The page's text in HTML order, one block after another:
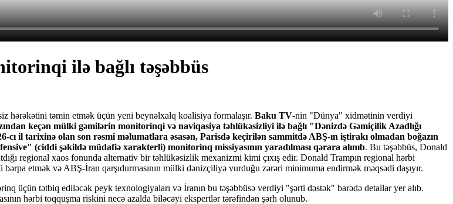
ilə bağlı təşəbbüs
hərəkətini təmin etmək üçün yeni beynəlxalq koalisiya formalaşır. Baku TV-nin "Dünya" xidmətinin verdiyi
keçən mülki gəmilərin monitorinqi və naviqasiya təhlükəsizliyi ilə bağlı "Dənizdə Gəmiçilik Azadlığı
il tarixinə olan son rəsmi məlumatlara əsasən, Parisdə keçirilən sammitdə ABŞ-ın iştirakı olmadan boğazın
(ciddi şəkildə müdafiə xarakterli) monitorinq missiyasının yaradılması qərara alınıb. Bu təşəbbüs, Donald
regional xaos fonunda alternativ bir təhlükəsizlik mexanizmi kimi çıxış edir. Donald Trampın regional hərbi
etmək və ABŞ-İran qarşıdurmasının mülki dənizçiliyə vurduğu zərəri minimuma endirmək məqsədi daşıyır.
üçün tətbiq ediləcək peyk texnologiyaları və İranın bu təşəbbüsə verdiyi "şərti dəstək" barədə detallar yer alıb.
hərbi toqquşma riskini necə azalda biləcəyi ekspertlər tərəfindən şərh olunub.